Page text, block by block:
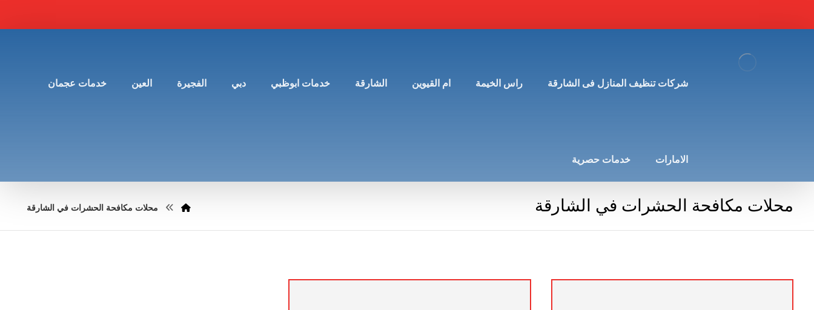
شركات تنظيف المنازل فى الشارقة راس الخيمة ام القيوين الشارقة خدمات ابوظبي دبي الفجيرة العين خدمات عجمان
الامارات خدمات حصرية
محلات مكافحة الحشرات في الشارقة محلات مكافحة الحشرات في الشارقة